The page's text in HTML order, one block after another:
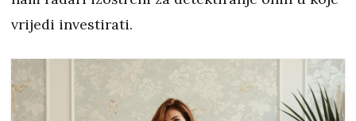
vrijedi investirati.